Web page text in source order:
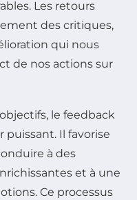
Les retours
des critiques,
qui nous
de nos actions sur
le feedback
Il favorise
à des
et à une
Ce processus